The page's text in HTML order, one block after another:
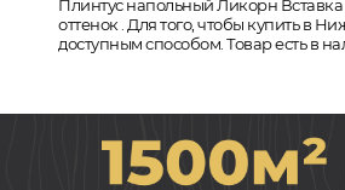
Плинтус напольный Ликорн
оттенок . Для того, чтобы купить в
доступным способом. Товар есть в